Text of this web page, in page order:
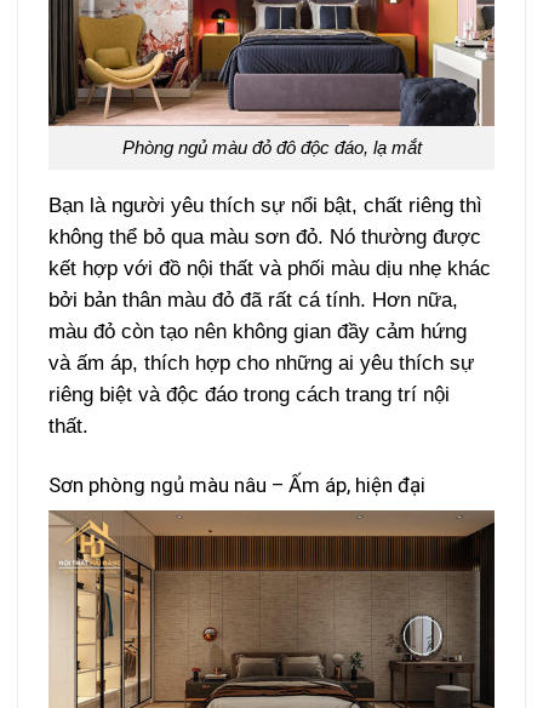
Phòng ngủ màu đỏ đô độc đáo, lạ mắt
Bạn là người yêu thích sự nổi bật, chất riêng thì
không thể bỏ qua màu sơn đỏ. Nó thường được
kết hợp với đồ nội thất và phối màu dịu nhẹ khác
bởi bản thân màu đỏ đã rất cá tính. Hơn nữa,
màu đỏ còn tạo nên không gian đầy cảm hứng
và ấm áp, thích hợp cho những ai yêu thích sự
riêng biệt và độc đáo trong cách trang trí nội
thất.
Sơn phòng ngủ màu nâu – Ấm áp, hiện đại